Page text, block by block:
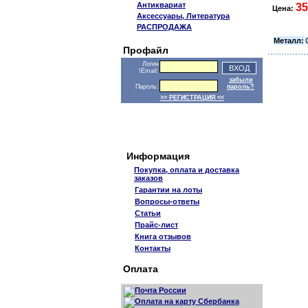
Антиквариат
Аксессуары, Литература
РАСПРОДАЖА
Профайл
Логин
\Email:
Пароль:
забыли
пароль?
>> РЕГИСТРАЦИЯ <<
Информация
Покупка, оплата и доставка
заказов
Гарантии на лоты
Вопросы-ответы
Статьи
Прайс-лист
Книга отзывов
Контакты
Оплата
Цена:
Металл: